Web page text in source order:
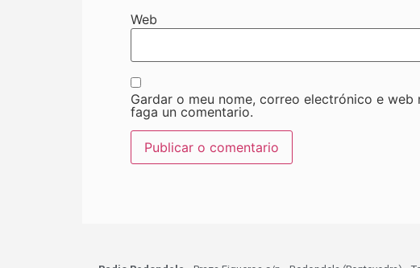
Web
Gardar o meu nome, correo electrónico e
faga un comentario.